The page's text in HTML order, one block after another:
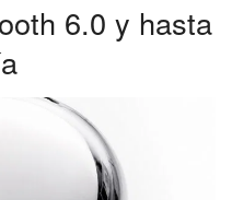
6.0 y hasta